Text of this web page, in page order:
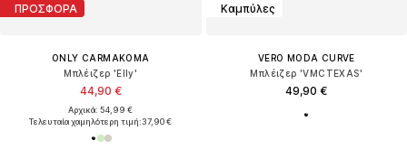
ΠΡΟΣΦΟΡΑ
ONLY CARMAKOMA
Μπλέιζερ 'Elly'
44,90 €
Αρχικά: 54,99 €
Τελευταία χαμηλότερη τιμή:37,90 €
Καμπύλες
VERO MODA CURVE
Μπλέιζερ 'VMCTEXAS'
49,90 €